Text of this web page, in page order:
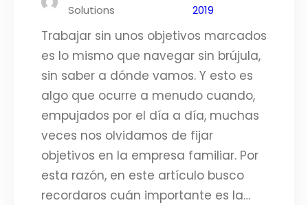
Solutions
2019
Trabajar sin unos objetivos marcados
es lo mismo que navegar sin brújula,
sin saber a dónde vamos. Y esto es
algo que ocurre a menudo cuando,
empujados por el día a día, muchas
veces nos olvidamos de fijar
objetivos en la empresa familiar. Por
esta razón, en este artículo busco
recordaros cuán importante es la…